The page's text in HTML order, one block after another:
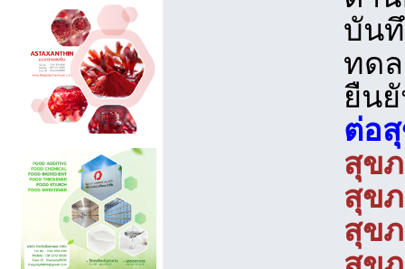
บัน
ทด
ยืน
ต่อ
สุข
สุข
สุข